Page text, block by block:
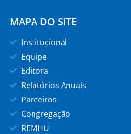
MAPA DO SITE
Institucional
Equipe
Editora
Relatórios Anuais
Parceiros
Congregação
REMHU